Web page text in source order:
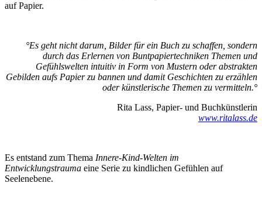
auf Papier.
°Es geht nicht darum, Bilder für ein Buch zu schaffen, sondern
durch das Erlernen von Buntpapiertechniken Themen und
Gefühlswelten intuitiv in Form von Mustern oder abstrakten
Gebilden aufs Papier zu bannen und damit Geschichten zu erzählen
oder künstlerische Themen zu vermitteln.°
Rita Lass, Papier- und Buchkünstlerin
www.ritalass.de
Es entstand zum Thema Innere-Kind-Welten im
Entwicklungstrauma eine Serie zu kindlichen Gefühlen auf
Seelenebene.